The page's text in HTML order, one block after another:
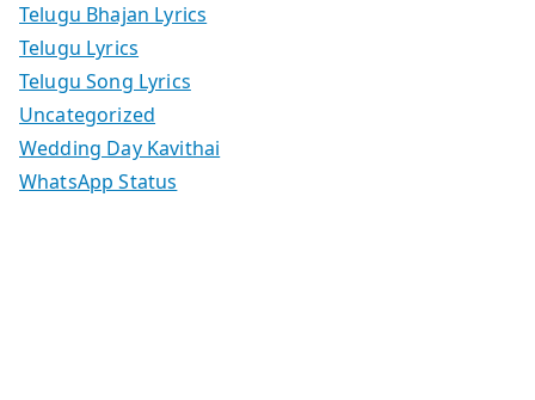
Telugu Bhajan Lyrics
Telugu Lyrics
Telugu Song Lyrics
Uncategorized
Wedding Day Kavithai
WhatsApp Status